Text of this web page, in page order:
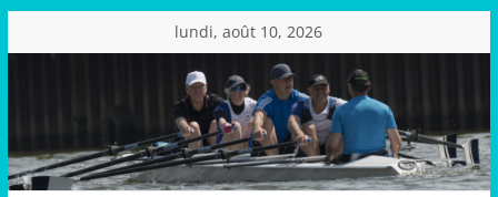
au
lundi, août 10, 2026